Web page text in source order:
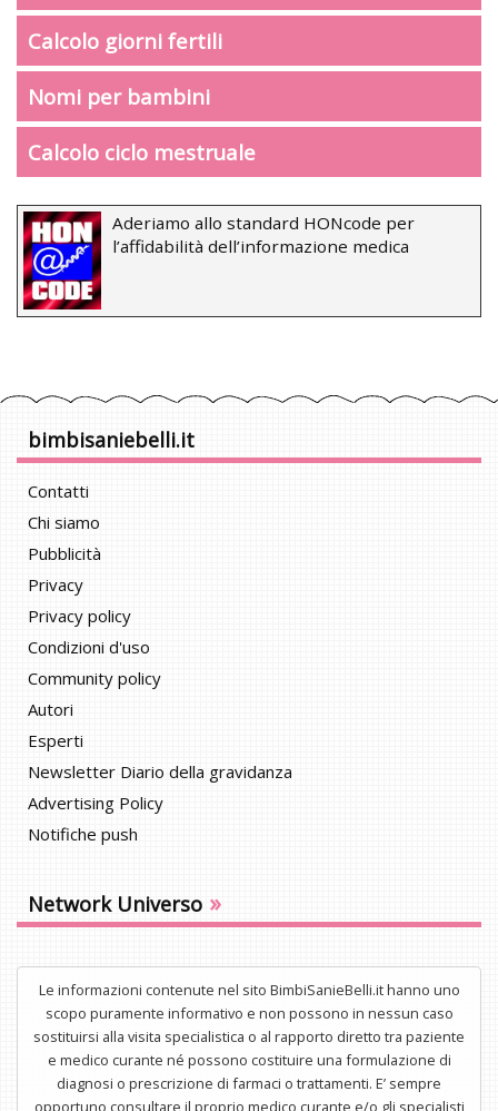
Calcolo giorni fertili
Nomi per bambini
Calcolo ciclo mestruale
Aderiamo allo standard HONcode per
l’affidabilità dell’informazione medica
bimbisaniebelli.it
Contatti
Chi siamo
Pubblicità
Privacy
Privacy policy
Condizioni d'uso
Community policy
Autori
Esperti
Newsletter Diario della gravidanza
Advertising Policy
Notifiche push
Network Universo »
Le informazioni contenute nel sito BimbiSanieBelli.it hanno uno
scopo puramente informativo e non possono in nessun caso
sostituirsi alla visita specialistica o al rapporto diretto tra paziente
e medico curante né possono costituire una formulazione di
diagnosi o prescrizione di farmaci o trattamenti. E’ sempre
opportuno consultare il proprio medico curante e/o gli specialisti